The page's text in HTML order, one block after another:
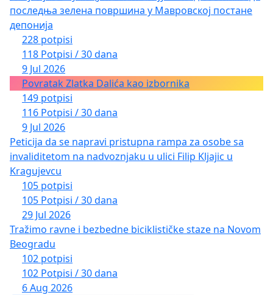
последња зелена површина у Мавровској постане
депонија
228 potpisi
118 Potpisi / 30 dana
9 Jul 2026
Povratak Zlatka Dalića kao izbornika
149 potpisi
116 Potpisi / 30 dana
9 Jul 2026
Peticija da se napravi pristupna rampa za osobe sa
invaliditetom na nadvoznjaku u ulici Filip Kljajic u
Kragujevcu
105 potpisi
105 Potpisi / 30 dana
29 Jul 2026
Tražimo ravne i bezbedne biciklističke staze na Novom
Beogradu
102 potpisi
102 Potpisi / 30 dana
6 Aug 2026